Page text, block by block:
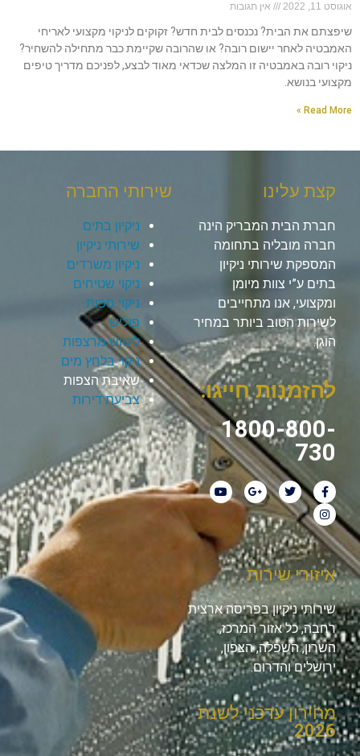
אוגוסט 11, 2022 אין תגובות
שיפצתם את הבית? נכנסים לבית חדש? זקוקים לניקוי מקצועי לאריחי
האמבטיה לאחר יישום רובה? או שהרובה שקיימת כבר מתחילה להשחיר?
ניקוי רובה באמבטיה זו המלצה שכדאי מאוד לבצע, לפניכם מדריך טיפים
מקצועי בנושא.
Read More »
קצת עלינו
חברת הבית המבריק הינה
חברה מובליה בתחומה
המספקת שירותי ניקיון
בתים ע”י צוות מיומן
ומקצועי, אנו מתחייבים
לשירות הטוב ביותר במחיר
הוגן.
להזמנות חייגו:
1800-800-
730
שירותי החברה
ניקיון בתים
שירותי ניקיון
ניקיון משרדים
ניקוי שטיחים
ניקוי ספות
פוליש
ליטוש מרצפות
ניקוי בלחץ מים
שאיבת הצפות
צביעת דירות
איזורי שירות
שירותי ניקיון בפריסה ארצית
רחבה, כל אזור המרכז,
השרון, השפלה, הצפון,
ירושלים והדרום.
מחירון עדכני לשנת
2026